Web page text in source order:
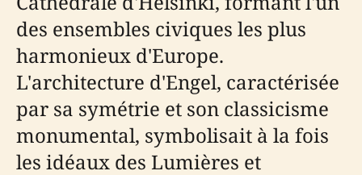
des ensembles civiques les plus
harmonieux d'Europe.
L'architecture d'Engel, caractérisée
par sa symétrie et son classicisme
monumental, symbolisait à la fois
les idéaux des Lumières et